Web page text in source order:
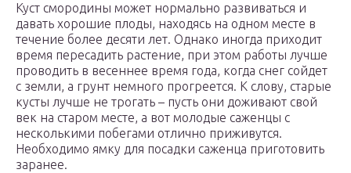
Куст смородины может нормально развиваться и
давать хорошие плоды, находясь на одном месте в
течение более десяти лет. Однако иногда приходит
время пересадить растение, при этом работы лучше
проводить в весеннее время года, когда снег сойдет
с земли, а грунт немного прогреется. К слову, старые
кусты лучше не трогать – пусть они доживают свой
век на старом месте, а вот молодые саженцы с
несколькими побегами отлично приживутся.
Необходимо ямку для посадки саженца приготовить
заранее.